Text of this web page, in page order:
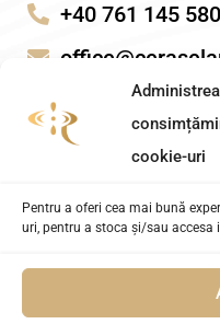
cookie-uri
Pentru a oferi cea mai bună
uri, pentru a stoca și/sau
+40 761 145 580
Cerasela Rogen – Coach